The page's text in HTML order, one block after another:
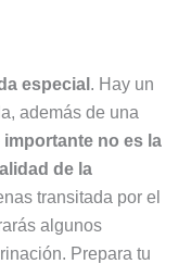
especial . Hay un
además de una
importante no es la
de la
transitada por el
algunos
Prepara tu